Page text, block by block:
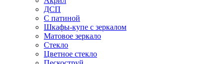
ДСП
С патиной
Шкафы-купе с зеркалом
Матовое зеркало
Стекло
Цветное стекло